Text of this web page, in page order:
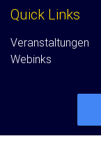
Quick Links
Veranstaltungen
Webinks